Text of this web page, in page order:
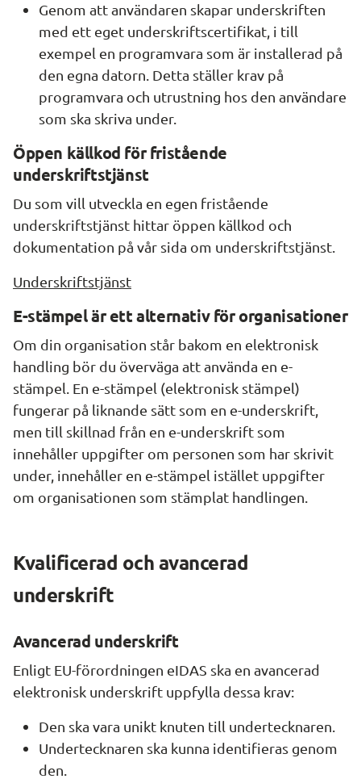
Genom att användaren skapar underskriften
med ett eget underskriftscertifikat, i till
exempel en programvara som är installerad på
den egna datorn. Detta ställer krav på
programvara och utrustning hos den användare
som ska skriva under.
Öppen källkod för fristående
underskriftstjänst
Du som vill utveckla en egen fristående
underskriftstjänst hittar öppen källkod och
dokumentation på vår sida om underskriftstjänst.
Underskriftstjänst
E-stämpel är ett alternativ för organisationer
Om din organisation står bakom en elektronisk
handling bör du överväga att använda en e-
stämpel. En e-stämpel (elektronisk stämpel)
fungerar på liknande sätt som en e-underskrift,
men till skillnad från en e-underskrift som
innehåller uppgifter om personen som har skrivit
under, innehåller en e-stämpel istället uppgifter
om organisationen som stämplat handlingen.
Kvalificerad och avancerad
underskrift
Avancerad underskrift
Enligt EU-förordningen eIDAS ska en avancerad
elektronisk underskrift uppfylla dessa krav:
Den ska vara unikt knuten till undertecknaren.
Undertecknaren ska kunna identifieras genom
den.